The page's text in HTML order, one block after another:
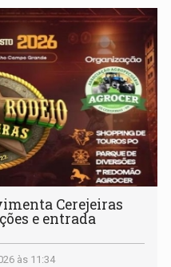
Cerejeiras
e entrada
às 11:34